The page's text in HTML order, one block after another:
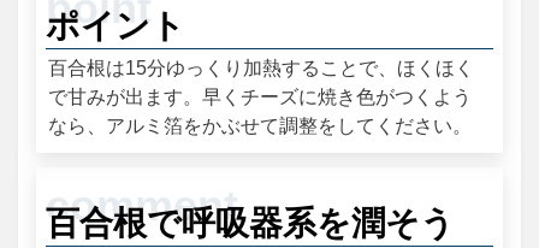
ポイント
百合根は15分ゆっくり加熱することで、ほくほく
で甘みが出ます。早くチーズに焼き色がつくよう
なら、アルミ箔をかぶせて調整をしてください。
百合根で呼吸器系を潤そう